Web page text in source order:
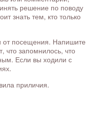
решение по поводу
знать тем, кто только
от посещения. Напишите
что запомнилось, что
Если вы ходили с
приличия.